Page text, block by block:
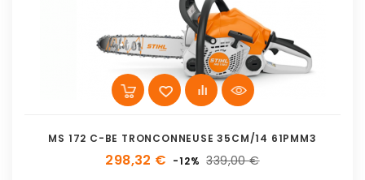
MS 172 C-BE TRONCONNEUSE 35CM/14 61PMM3
298,32 € -12% 339,00 €